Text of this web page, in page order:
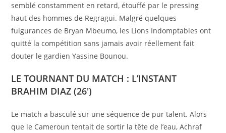
semblé constamment en retard, étouffé par le pressing
haut des hommes de Regragui. Malgré quelques
fulgurances de Bryan Mbeumo, les Lions Indomptables ont
quitté la compétition sans jamais avoir réellement fait
douter le gardien Yassine Bounou.
LE TOURNANT DU MATCH : L’INSTANT
BRAHIM DIAZ (26′)
Le match a basculé sur une séquence de pur talent. Alors
que le Cameroun tentait de sortir la tête de l’eau, Achraf